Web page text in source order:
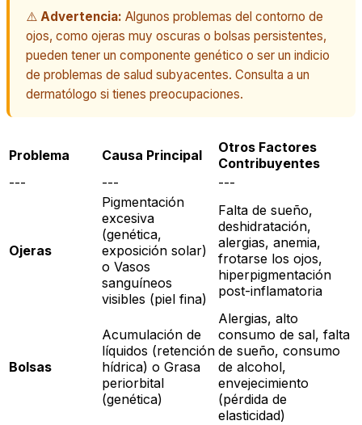
⚠️ Advertencia: Algunos problemas del contorno de
ojos, como ojeras muy oscuras o bolsas persistentes,
pueden tener un componente genético o ser un indicio
de problemas de salud subyacentes. Consulta a un
dermatólogo si tienes preocupaciones.
Problema Causa Principal
Otros Factores
Contribuyentes
---
--- ---
Ojeras
Pigmentación
excesiva
(genética,
exposición solar)
o Vasos
sanguíneos
visibles (piel fina)
Falta de sueño,
deshidratación,
alergias, anemia,
frotarse los ojos,
hiperpigmentación
post-inflamatoria
Bolsas
Acumulación de
líquidos (retención
hídrica) o Grasa
periorbital
(genética)
Alergias, alto
consumo de sal, falta
de sueño, consumo
de alcohol,
envejecimiento
(pérdida de
elasticidad)